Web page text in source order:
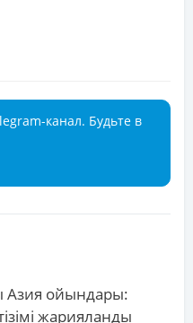
канал. Будьте в
Азия ойындары:
жарияланды